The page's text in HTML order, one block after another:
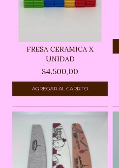
FRESA CERAMICA X
UNIDAD
$4.500,00